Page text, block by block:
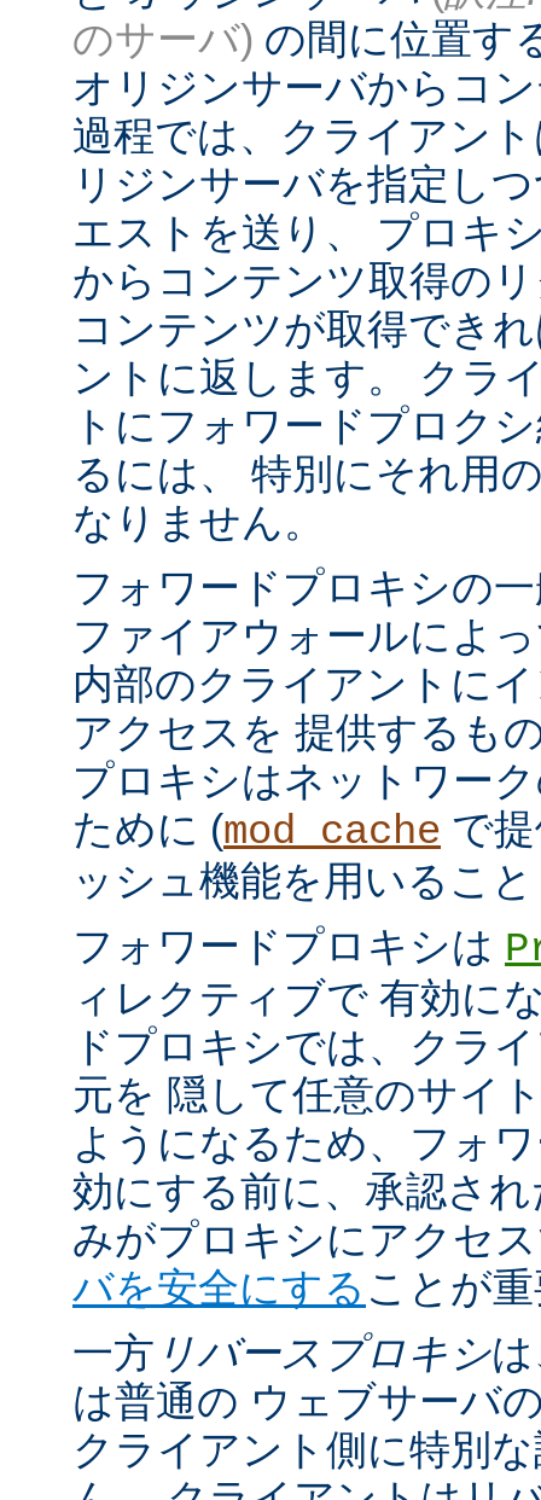
のサーバ) の間に位置す
オリジンサーバからコ
過程では、クライアン
リジンサーバを指定し
エストを送り、 プロキ
からコンテンツ取得の
コンテンツが取得でき
ントに返します。 クラ
トにフォワードプロク
るには、 特別にそれ用
なりません。
フォワードプロキシの
ファイアウォールによ
内部のクライアントに
アクセスを 提供するも
プロキシはネットワー
ために (mod_cache で
ッシュ機能を用いるこ
フォワードプロキシは
ィレクティブで 有効に
ドプロキシでは、クラ
元を 隠して任意のサイ
ようになるため、フォ
効にする前に、承認さ
みがプロキシにアクセ
バを安全にする ことが
一方 リバースプロキシ
は普通の ウェブサーバ
クライアント側に特別